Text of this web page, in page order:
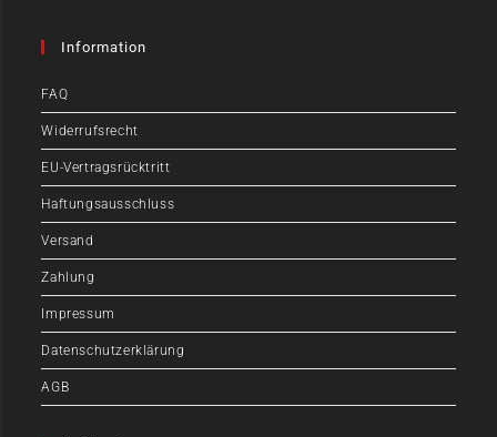
Information
FAQ
Widerrufsrecht
EU-Vertragsrücktritt
Haftungsausschluss
Versand
Zahlung
Impressum
Datenschutzerklärung
AGB